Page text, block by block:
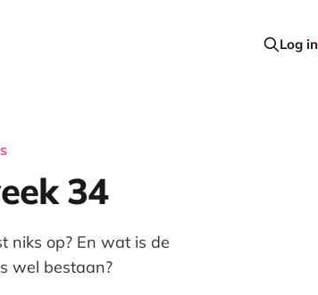
Log in
34
niks op? En wat is de
wel bestaan?